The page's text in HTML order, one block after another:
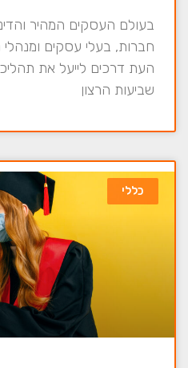
בעולם העסקים המהיר
חברות, בעלי עסקים
העת דרכים לייעל את
שביעות הרצון
כללי